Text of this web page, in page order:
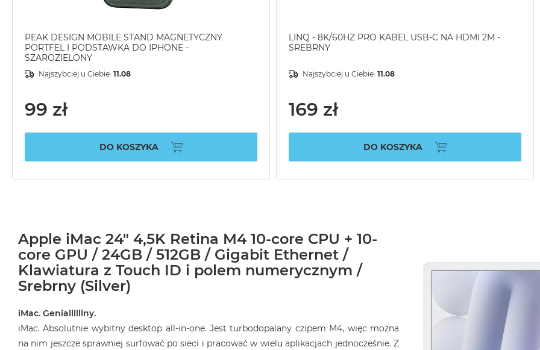
PEAK DESIGN MOBILE STAND MAGNETYCZNY
PORTFEL I PODSTAWKA DO IPHONE -
SZAROZIELONY
Najszybciej u Ciebie: 11.08
99 zł
DO KOSZYKA
LINQ - 8K/60HZ PRO KABEL USB-C NA HDMI 2M -
SREBRNY
Najszybciej u Ciebie: 11.08
169 zł
DO KOSZYKA
Apple iMac 24" 4,5K Retina M4 10-core CPU + 10-
core GPU / 24GB / 512GB / Gigabit Ethernet /
Klawiatura z Touch ID i polem numerycznym /
Srebrny (Silver)
iMac. Geniallllllny.
iMac. Absolutnie wybitny desktop all‑in‑one. Jest turbodopalany czipem M4, więc można
na nim jeszcze sprawniej surfować po sieci i pracować w wielu aplikacjach jednocześnie. Z